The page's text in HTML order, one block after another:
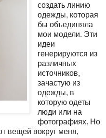
создать линию
одежды, которая
бы объединяла
мои модели. Эти
идеи
генерируются из
различных
источников,
зачастую из
одежды, в
которую одеты
люди или на
фотографиях. Но
вещей вокруг меня,